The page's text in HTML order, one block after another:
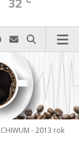
32
zadzwoń
u
X
nas na Instagram-ie
nas na TikTok-u
Szukaj nas na Spotify
Wyślij do nas
Szukaj
- 2013 rok